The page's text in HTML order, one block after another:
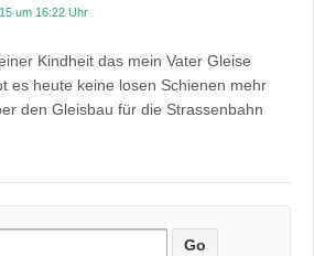
um 16:22 Uhr
Kindheit das mein Vater Gleise
es heute keine losen Schienen mehr
den Gleisbau für die Strassenbahn